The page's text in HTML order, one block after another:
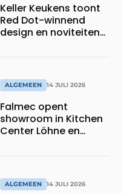
Keller Keukens toont
Red Dot-winnend
design en noviteiten
ALGEMEEN 14 JULI 2026
Falmec opent
showroom in Kitchen
Center Löhne en
ALGEMEEN 14 JULI 2026